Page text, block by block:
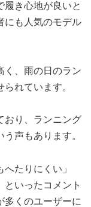
履き心地が良いと
にも人気のモデル
く、雨の日のラン
れています。
おり、ランニング
声もあります。
たりにくい」
といったコメント
多くのユーザーに